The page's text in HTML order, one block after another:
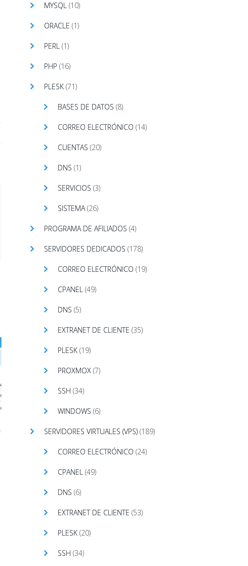
MYSQL (10)
ORACLE (1)
PERL (1)
PHP (16)
PLESK (71)
BASES DE DATOS (8)
CORREO ELECTRÓNICO (14)
CUENTAS (20)
DNS (1)
SERVICIOS (3)
SISTEMA(26)
PROGRAMA DE AFILIADOS (4)
SERVIDORES DEDICADOS (178)
CORREO ELECTRÓNICO (19)
CPANEL (49)
DNS (5)
EXTRANET DE CLIENTE (35)
PLESK (19)
PROXMOX (7)
SSH (34)
WINDOWS (6)
SERVIDORES VIRTUALES (VPS) (189)
CORREO ELECTRÓNICO (24)
CPANEL (49)
DNS (6)
EXTRANET DE CLIENTE (53)
PLESK (20)
SSH (34)